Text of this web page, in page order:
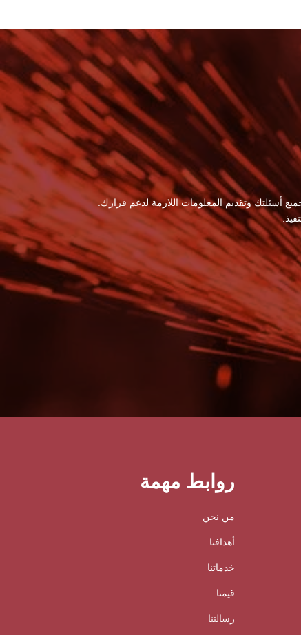
أسئلتك وتقديم المعلومات اللازمة لدعم قرارك.
روابط مهمة
من نحن
أهدافنا
خدماتنا
قيمنا
رسالتنا